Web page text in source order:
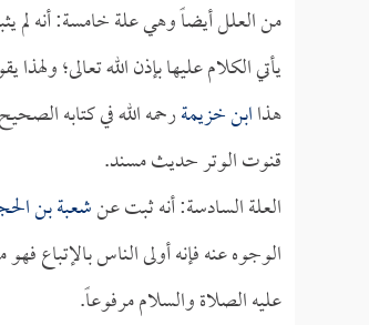
من العلل أيضاً وهي علة خامسة: أنه لم
يأتي الكلام عليها بإذن الله تعالى؛
هذاابن خزيمةرحمه الله في كتابه
قنوت الوتر حديث مسند.
العلة السادسة: أنه ثبت عنشعبة بن
الوجوه عنه فإنه أولى الناس بالإتباع
عليه الصلاة والسلام مرفوعاً.